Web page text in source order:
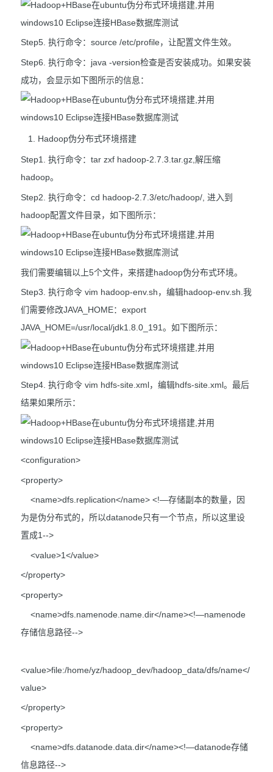
Step5. 执行命令：source /etc/profile，让配置文件生效。
Step6. 执行命令：java -version检查是否安装成功。如果安装
成功，会显示如下图所示的信息：
Hadoop伪分布式环境搭建
Step1. 执行命令：tar zxf hadoop-2.7.3.tar.gz,解压缩
hadoop。
Step2. 执行命令：cd hadoop-2.7.3/etc/hadoop/, 进入到
hadoop配置文件目录，如下图所示：
我们需要编辑以上5个文件，来搭建hadoop伪分布式环境。
Step3. 执行命令 vim hadoop-env.sh，编辑hadoop-env.sh.我
们需要修改JAVA_HOME：export
JAVA_HOME=/usr/local/jdk1.8.0_191。如下图所示：
Step4. 执行命令 vim hdfs-site.xml，编辑hdfs-site.xml。最后
结果如果所示：
<configuration>
<property>
<name>dfs.replication</name> <!—存储副本的数量，因
为是伪分布式的，所以datanode只有一个节点，所以这里设
置成1-->
<value>1</value>
</property>
<property>
<name>dfs.namenode.name.dir</name><!—namenode
存储信息路径-->
<value>file:/home/yz/hadoop_dev/hadoop_data/dfs/name</
value>
</property>
<property>
<name>dfs.datanode.data.dir</name><!—datanode存储
信息路径-->